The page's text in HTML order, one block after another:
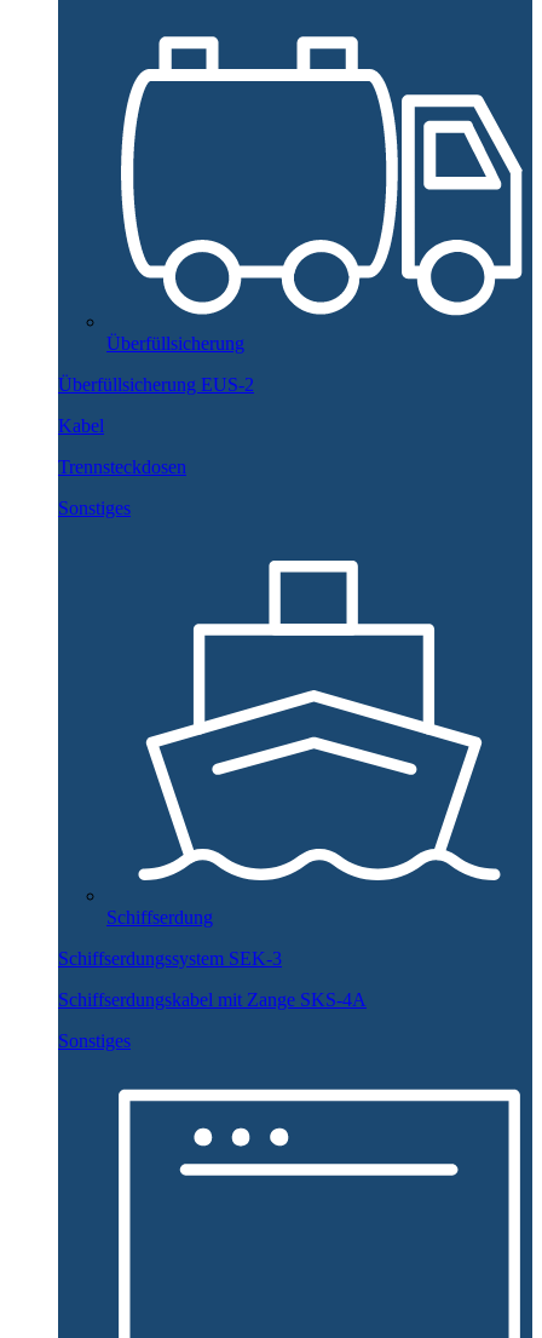
Überfüllsicherung
Überfüllsicherung EUS-2
Kabel
Trennsteckdosen
Sonstiges
Schiffserdung
Schiffserdungssystem SEK-3
Schiffserdungskabel mit Zange SKS-4A
Sonstiges